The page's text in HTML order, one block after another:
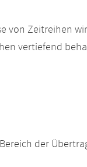
von Zeitreihen
vertiefend
der